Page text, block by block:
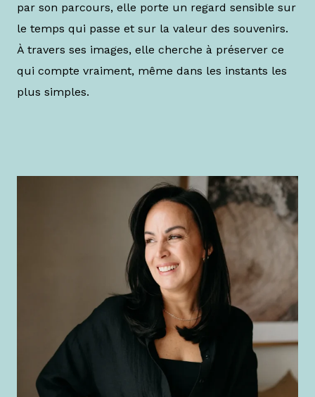
par son parcours, elle porte un regard sensible sur
le temps qui passe et sur la valeur des souvenirs.
À travers ses images, elle cherche à préserver ce
qui compte vraiment, même dans les instants les
plus simples.